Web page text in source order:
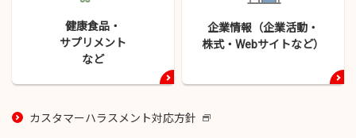
健康食品・
サプリメント
など
企業情報（企業活動・
株式・ Webサイトなど）
カスタマーハラスメント対応方針 新